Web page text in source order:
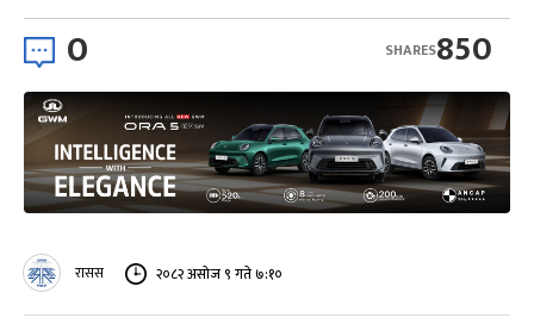
0 850
SHARES
रासस २०८२ असोज ९ गते ७:१०